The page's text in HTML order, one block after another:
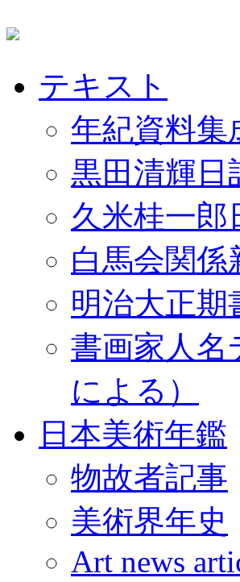
テキスト
年紀資料集
黒田清輝日
久米桂一郎
白馬会関係
明治大正
書画家人名
による）
日本美術年鑑
物故者記事
美術界年史
Art news